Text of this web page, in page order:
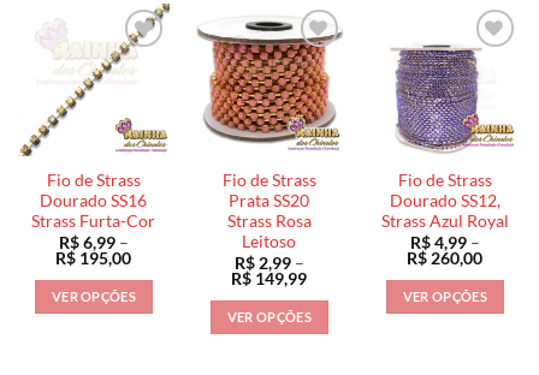
variantes.
As
opções
podem
escolhidas
página
do
produto
variantes.
As
opções
podem
ser
escolhidas
página
do
produto
Fio de Strass
Dourado SS16
Strass Furta-Cor
R$6,99 –
R$ 195,00Faixa
preço:
R$ 6,99
através
VER OPÇÕES
Fio de Strass
Prata SS20
Strass Rosa
Leitoso
R$2,99 –
R$ 149,99Faixa
preço:
R$ 2,99
através
VER OPÇÕES
Fio de Strass
Dourado SS12,
Strass Azul Royal
R$4,99 –
R$260,00Faixa
preço:
R$ 4,99
através
VER OPÇÕES